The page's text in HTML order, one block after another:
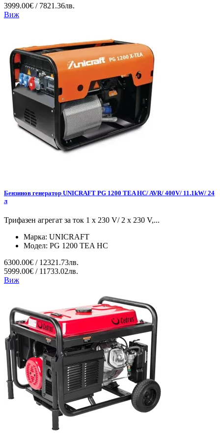
3999.00€ / 7821.36лв.
Виж
Бензинов генератор UNICRAFT PG 1200 TEA HC/ AVR/ 400V/ 11.1kW/ 24
л
Трифазен агрегат за ток 1 x 230 V/ 2 x 230 V,...
Марка: UNICRAFT
Модел: PG 1200 TEA HC
6300.00€ / 12321.73лв.
5999.00€ / 11733.02лв.
Виж